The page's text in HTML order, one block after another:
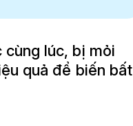
cùng lúc, bị mỏi
quả để biến bất